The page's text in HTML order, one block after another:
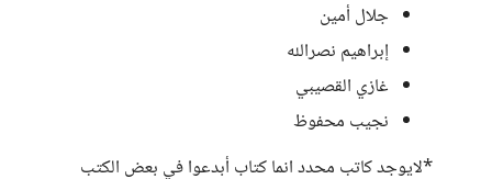
جلال أمين
إبراهيم نصرالله
غازي القصيبي
نجيب محفوظ
*لايوجد كاتب محدد انما كتاب أبدعوا في بعض الكتب